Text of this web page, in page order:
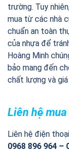
trường. Tuy
mua từ các nhà
chuẩn an toàn
của nhựa để
Hoàng Minh
bảo mang đến
chất lượng và
Liên hệ mua
Liên hệ điện
0968 896 964 –